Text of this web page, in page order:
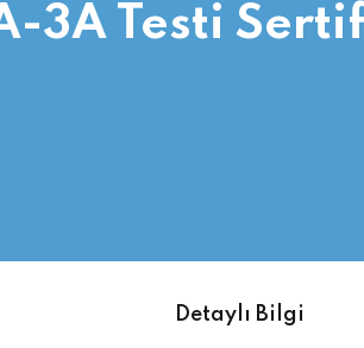
3A Testi
Detaylı Bilgi